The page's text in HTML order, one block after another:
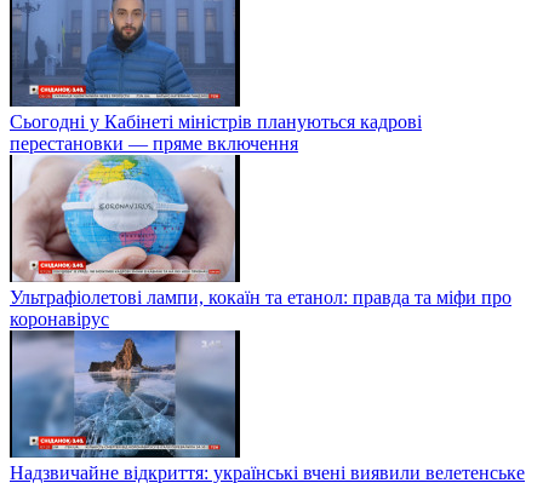
Сьогодні у Кабінеті міністрів плануються кадрові
перестановки — пряме включення
Ультрафіолетові лампи, кокаїн та етанол: правда та міфи про
коронавірус
Надзвичайне відкриття: українські вчені виявили велетенське